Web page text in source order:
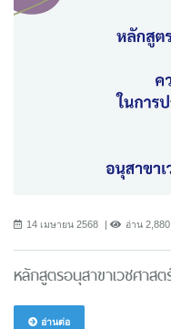
14 เมษายน 2568 อ่าน
หลักสูตรอนุสาขาเวชศาส
อ่านต่อ